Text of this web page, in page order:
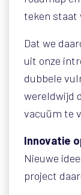
teken staat
Dat we
uit onze
dubbele
wereldwijd
vacuüm te
Innovatie
Nieuwe
project